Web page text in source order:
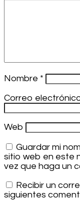
Nombre *
Correo
Web
Guardar mi
sitio web en este
vez que haga un
Recibir un
siguientes